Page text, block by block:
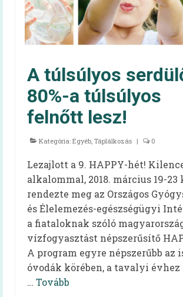
A rendelet szövege
A rendelet magyarázata
Gyakran ismételt kérdések
Intézménytípusonkénti
pontok
Diétás étkeztetés
Élelmezésvezetői
Közétkeztetési felmérések
Iskolai táplálkozás-
környezetfelmérés
Óvodai táplálkozás-
felmérés
Videók
A túlsúlyos
80%-a túlsúlyos
felnőtt lesz!
Kategória: Egyéb, Táplálkozás | 0
Lezajlott a 9. HAPPY-hét!
alkalommal, 2018. március 19-23
rendezte meg az Országos
és Élelemezés-egészségügyi
a fiataloknak szóló
vízfogyasztást népszerűsítő
A program egyre népszerűbb az
óvodák körében, a tavalyi évhez
… Tovább